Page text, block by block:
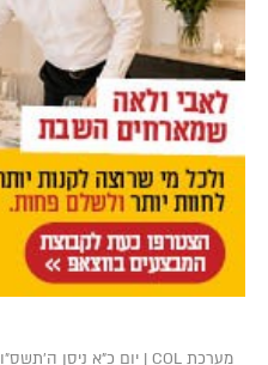
מערכת COL | יום כ"א ניסן ה׳תשס״ו 19.04.2006